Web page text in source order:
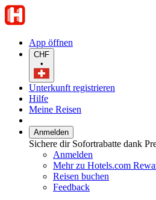
App öffnen
CHF
•
Unterkunft registrieren
Hilfe
Meine Reisen
Anmelden
Sichere dir Sofortrabatte dank
Anmelden
Mehr zu Hotels.com
Reisen buchen
Feedback